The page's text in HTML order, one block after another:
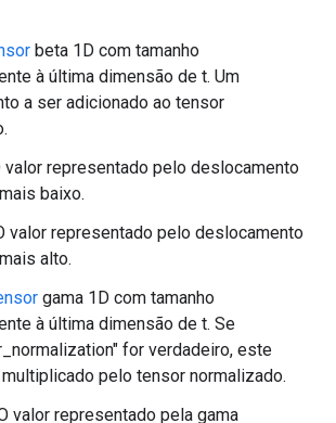
beta 1D com tamanho
à última dimensão de t. Um
a ser adicionado ao tensor
valor representado pelo deslocamento
baixo.
valor representado pelo deslocamento
alto.
gama 1D com tamanho
à última dimensão de t. Se
for verdadeiro, este
pelo tensor normalizado.
valor representado pela gama